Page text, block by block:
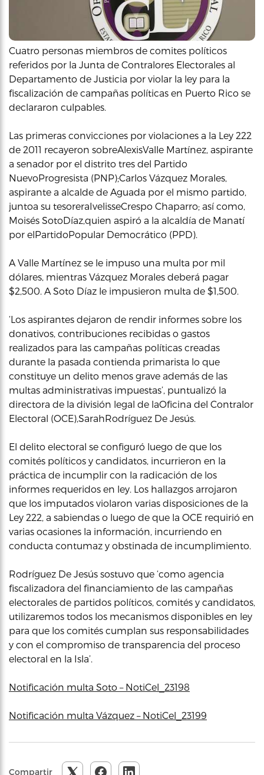
Cuatro personas miembros de comites políticos
referidos por la Junta de Contralores Electorales al
Departamento de Justicia por violar la ley para la
fiscalización de campañas políticas en Puerto Rico se
declararon culpables.
Las primeras convicciones por violaciones a la Ley 222
de 2011 recayeron sobreAlexisValle Martínez, aspirante
a senador por el distrito tres del Partido
NuevoProgresista (PNP);Carlos Vázquez Morales,
aspirante a alcalde de Aguada por el mismo partido,
juntoa su tesoreraIvelisseCrespo Chaparro; así como,
Moisés SotoDíaz,quien aspiró a la alcaldía de Manatí
por elPartidoPopular Democrático (PPD).
A Valle Martínez se le impuso una multa por mil
dólares, mientras Vázquez Morales deberá pagar
$2,500. A Soto Díaz le impusieron multa de $1,500.
‘Los aspirantes dejaron de rendir informes sobre los
donativos, contribuciones recibidas o gastos
realizados para las campañas políticas creadas
durante la pasada contienda primarista lo que
constituye un delito menos grave además de las
multas administrativas impuestas’, puntualizó la
directora de la división legal de laOficina del Contralor
Electoral (OCE),SarahRodríguez De Jesús.
El delito electoral se configuró luego de que los
comités políticos y candidatos, incurrieron en la
práctica de incumplir con la radicación de los
informes requeridos en ley. Los hallazgos arrojaron
que los imputados violaron varias disposiciones de la
Ley 222, a sabiendas o luego de que la OCE requirió en
varias ocasiones la información, incurriendo en
conducta contumaz y obstinada de incumplimiento.
Rodríguez De Jesús sostuvo que ‘como agencia
fiscalizadora del financiamiento de las campañas
electorales de partidos políticos, comités y candidatos,
utilizaremos todos los mecanismos disponibles en ley
para que los comités cumplan sus responsabilidades
y con el compromiso de transparencia del proceso
electoral en la Isla’.
Notificación multa Soto – NotiCel_23198
Notificación multa Vázquez – NotiCel_23199
Compartir